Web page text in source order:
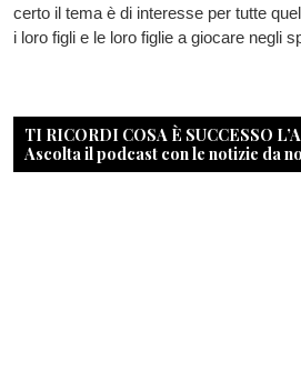
certo il tema è di interesse per tutte
i loro figli e le loro figlie a giocare negli
TI RICORDI COSA È SUCCESSO
Ascolta il podcast con le notizie da